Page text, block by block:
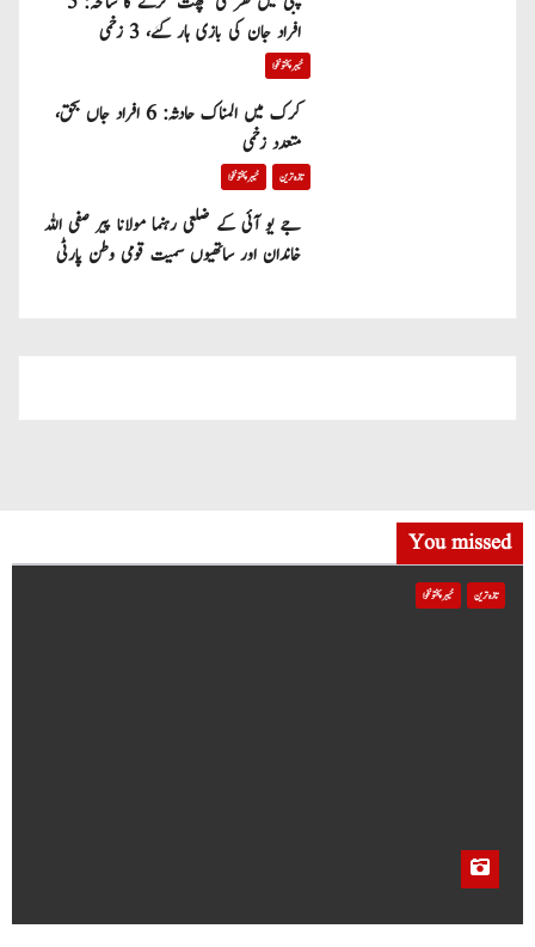
افراد جان کی بازی ہار گئے، 3 زخمی
خیبر پختونخوا
کرک میں المناک حادثہ: 6 افراد جاں بحق،
متعدد زخمی
تازہ ترین خیبر پختونخوا
جے یو آئی کے ضلعی رہنما مولانا پیر صفی اللہ
خاندان اور ساتھیوں سمیت قومی وطن پارٹی
You missed
تازہ ترین خیبر پختونخوا